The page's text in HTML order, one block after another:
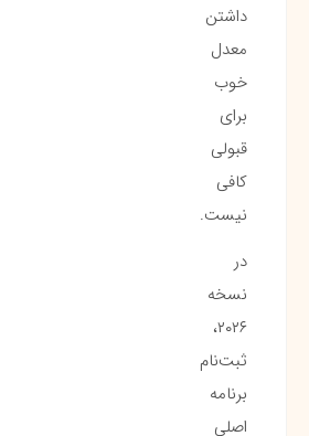
داشتن
معدل
خوب
برای
قبولی
کافی
نیست.
در
نسخه
۲۰۲۶،
ثبت‌نام
برنامه
اصلی